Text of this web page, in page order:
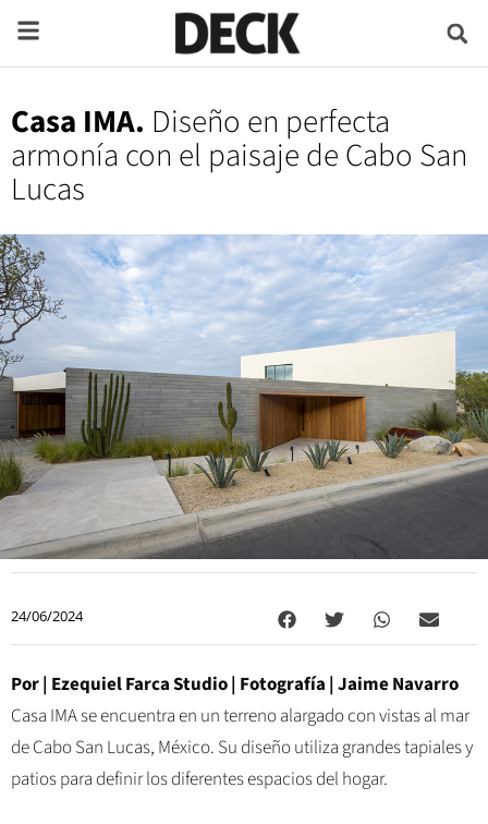
Casa IMA. Diseño en perfecta
armonía con el paisaje de Cabo San
Lucas
24/06/2024
Por | Ezequiel Farca Studio| Fotografía | Jaime Navarro
Casa IMA se encuentra en un terreno alargado con vistas al mar
de Cabo San Lucas, México. Su diseño utiliza grandes tapiales y
patios para definir los diferentes espacios del hogar.